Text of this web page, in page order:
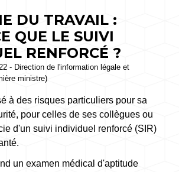
DU TRAVAIL :
QUE LE SUIVI
RENFORCÉ ?
- Direction de l'information légale et
ministre)
à des risques particuliers pour sa
pour celles de ses collègues ou
d'un suivi individuel renforcé (SIR)
un examen médical d'aptitude